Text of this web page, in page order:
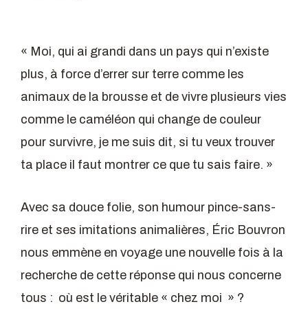
« Moi, qui ai grandi dans un pays qui n’existe
plus, à force d’errer sur terre comme les
animaux de la brousse et de vivre plusieurs vies
comme le caméléon qui change de couleur
pour survivre, je me suis dit, si tu veux trouver
ta place il faut montrer ce que tu sais faire. »
Avec sa douce folie, son humour pince-sans-
rire et ses imitations animalières, Éric Bouvron
nous emmène en voyage une nouvelle fois à la
recherche de cette réponse qui nous concerne
tous : où est le véritable « chez moi » ?